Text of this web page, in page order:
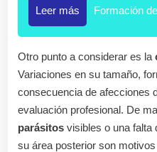
Leer más Formación
Otro punto a considerar es la
Variaciones en su tamaño,
consecuencia de afecciones
evaluación profesional. De
parásitos visibles o una falta
su área posterior son